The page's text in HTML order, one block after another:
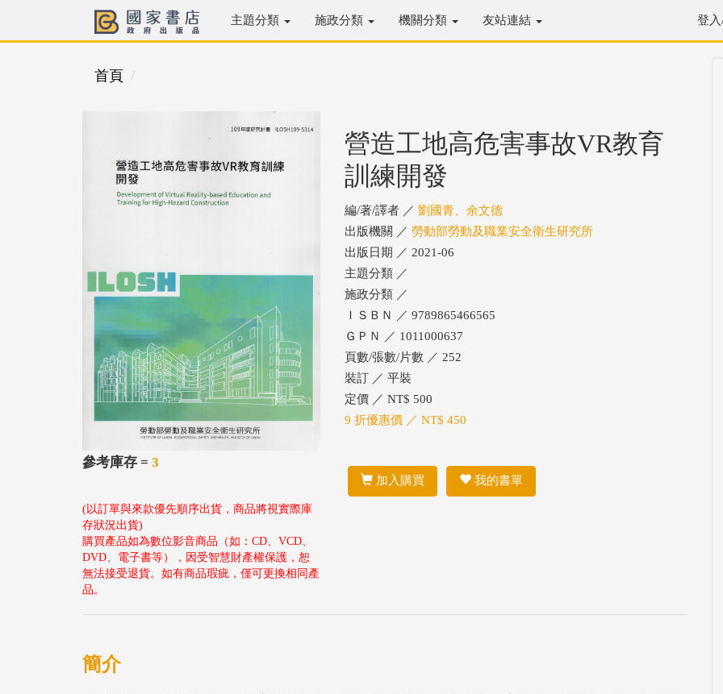
主題分類 施政分類 機關分類 友站連結 登
首頁
參考庫存 = 3
(以訂單與來款優先順序出貨，商品將視實際庫
存狀況出貨)
購買產品如為數位影音商品（如：CD、VCD、
DVD、電子書等），因受智慧財產權保護，恕
無法接受退貨。如有商品瑕疵，僅可更換相同產
品。
營造工地高危害事故VR教育
訓練開發
編/著/譯者 ／ 劉國青、余文德
出版機關 ／ 勞動部勞動及職業安全衛生研究所
出版日期 ／ 2021-06
主題分類 ／
施政分類 ／
ＩＳＢＮ ／ 9789865466565
ＧＰＮ ／ 1011000637
頁數/張數/片數 ／ 252
裝訂 ／ 平裝
定價 ／ NT$ 500
9 折優惠價 ／ NT$ 450
加入購買 我的書單
簡介